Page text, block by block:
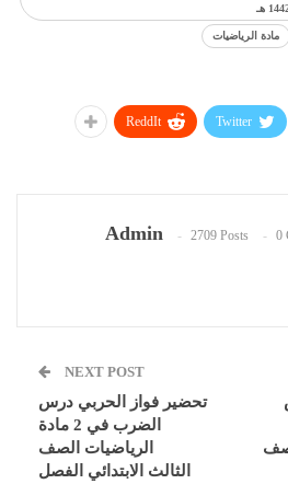
مادة الرياضيات
Twitter
ReddIt
Admin 2709 Posts 0
NEXT POST
تحضير فواز الحربي درس
الضرب في 2 مادة
الرياضيات الصف
الثالث الابتدائي الفصل